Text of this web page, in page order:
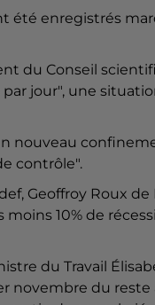
été enregistrés
du Conseil
jour", une
nouveau
contrôle".
Geoffroy Roux
10% de
du Travail
novembre du reste